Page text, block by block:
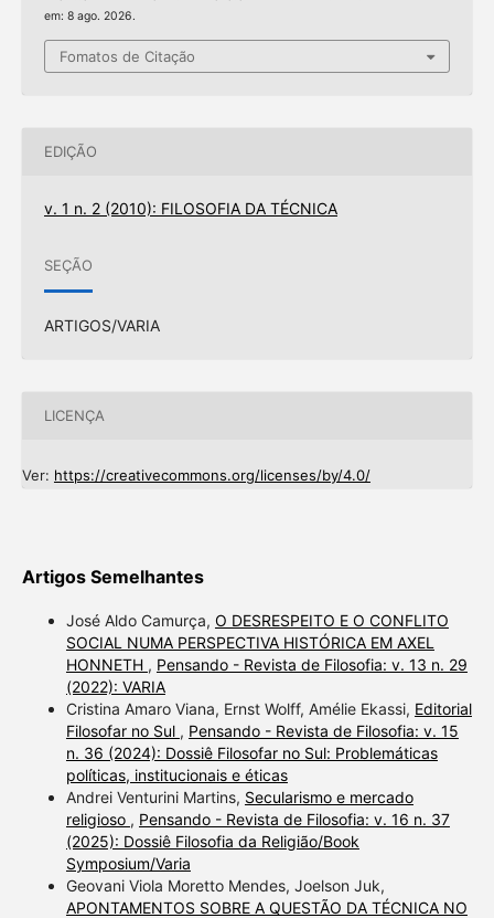
em: 8 ago. 2026.
Fomatos de Citação
EDIÇÃO
v. 1 n. 2 (2010): FILOSOFIA DA TÉCNICA
SEÇÃO
ARTIGOS/VARIA
LICENÇA
Ver: https://creativecommons.org/licenses/by/4.0/
Artigos Semelhantes
José Aldo Camurça, O DESRESPEITO E O CONFLITO
SOCIAL NUMA PERSPECTIVA HISTÓRICA EM AXEL
HONNETH , Pensando - Revista de Filosofia: v. 13 n. 29
(2022): VARIA
Cristina Amaro Viana, Ernst Wolff, Amélie Ekassi, Editorial
Filosofar no Sul , Pensando - Revista de Filosofia: v. 15
n. 36 (2024): Dossiê Filosofar no Sul: Problemáticas
políticas, institucionais e éticas
Andrei Venturini Martins, Secularismo e mercado
religioso , Pensando - Revista de Filosofia: v. 16 n. 37
(2025): Dossiê Filosofia da Religião/Book
Symposium/Varia
Geovani Viola Moretto Mendes, Joelson Juk,
APONTAMENTOS SOBRE A QUESTÃO DA TÉCNICA NO